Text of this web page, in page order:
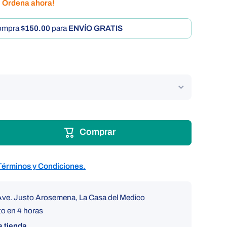
ahora!
$150.00 para ENVÍO GRATIS
Comprar
y Condiciones.
Justo Arosemena, La Casa del Medico
en 4 horas